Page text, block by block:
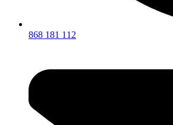
868 181 112